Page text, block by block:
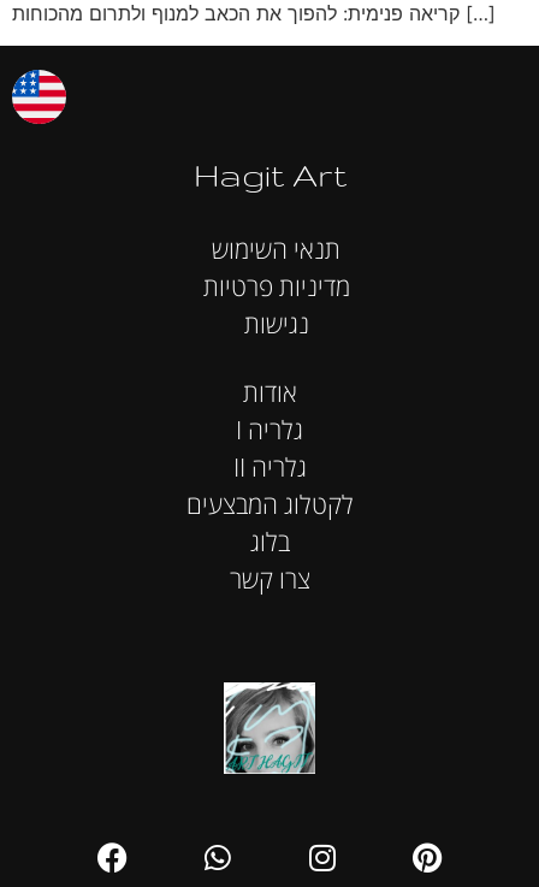
קריאה פנימית: להפוך את הכאב למנוף ולתרום מהכוחות […]
Hagit Art
אודות
I גלריה
II גלריה
לקטלוג המבצעים
בלוג
צרו קשר
תנאי השימוש
מדיניות פרטיות
נגישות